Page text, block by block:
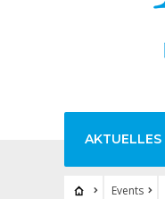
AKTUELLES
Events